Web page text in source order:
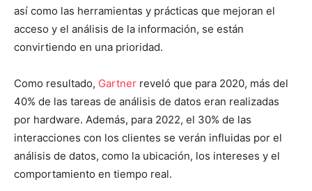
así como las herramientas y prácticas que mejoran el
acceso y el análisis de la información, se están
convirtiendo en una prioridad.
Como resultado, Gartner reveló que para 2020, más del
40% de las tareas de análisis de datos eran realizadas
por hardware. Además, para 2022, el 30% de las
interacciones con los clientes se verán influidas por el
análisis de datos, como la ubicación, los intereses y el
comportamiento en tiempo real.